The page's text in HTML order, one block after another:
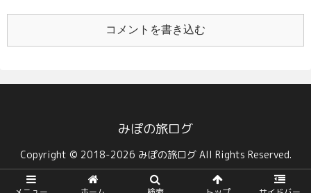
コメントを書き込む
みぽの旅ログ
Copyright © 2018-2026 みぽの旅ログ All Rights Reserved.